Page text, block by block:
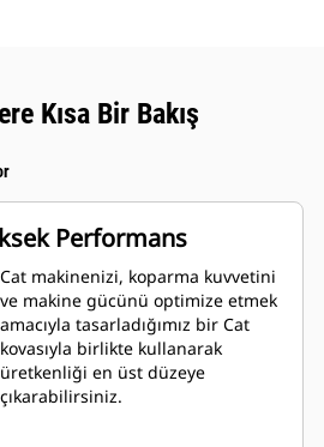
Kısa Bir Bakış
Performans
Cat makinenizi, koparma kuvvetini
ve makine gücünü optimize etmek
amacıyla tasarladığımız bir Cat
kovasıyla birlikte kullanarak
üretkenliği en üst düzeye
çıkarabilirsiniz.